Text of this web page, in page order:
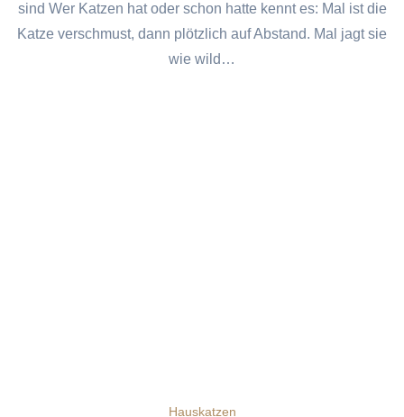
sind Wer Katzen hat oder schon hatte kennt es: Mal ist die
Katze verschmust, dann plötzlich auf Abstand. Mal jagt sie
wie wild…
Hauskatzen